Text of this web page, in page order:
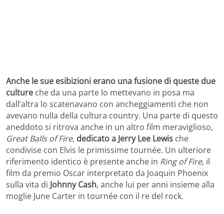
Anche le sue esibizioni erano una fusione di queste due
culture che da una parte lo mettevano in posa ma
dall’altra lo scatenavano con ancheggiamenti che non
avevano nulla della cultura country. Una parte di questo
aneddoto si ritrova anche in un altro film meraviglioso,
Great Balls of Fire, dedicato a Jerry Lee Lewis che
condivise con Elvis le primissime tournée. Un ulteriore
riferimento identico è presente anche in Ring of Fire, il
film da premio Oscar interpretato da Joaquin Phoenix
sulla vita di Johnny Cash, anche lui per anni insieme alla
moglie June Carter in tournée con il re del rock.